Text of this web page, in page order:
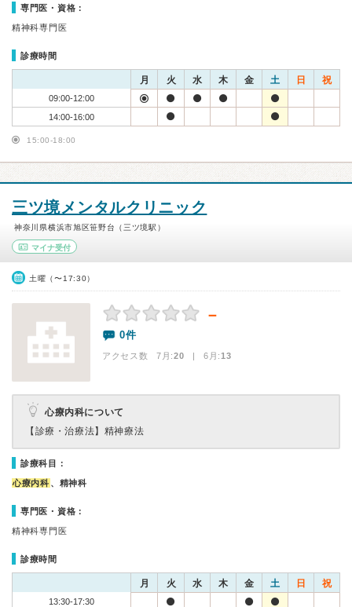
専門医・資格：
精神科専門医
診療時間
月 火 水 木 金 土 日 祝
09:00-12:00
14:00-16:00
15:00-18:00
三ツ境メンタルクリニック
神奈川県横浜市旭区笹野台（三ツ境駅）
マイナ受付
土曜（〜17:30）
－
0件
アクセス数 7月:20 | 6月:13
心療内科について
【診療・治療法】 精神療法
診療科目：
心療内科 、精神科
専門医・資格：
精神科専門医
診療時間
月 火 水 木 金 土 日 祝
13:30-17:30